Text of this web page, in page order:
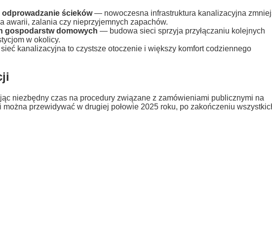
odprowadzanie ścieków— nowoczesna infrastruktura kanalizacyjna
awarii, zalania czy nieprzyjemnych zapachów.
gospodarstw domowych — budowa sieci sprzyja przyłączaniu kolejnych
w okolicy.
kanalizacyjna to czystsze otoczenie i większy komfort codziennego
niezbędny czas na procedury związane z zamówieniami publicznymi na
przewidywać w drugiej połowie 2025 roku, po zakończeniu